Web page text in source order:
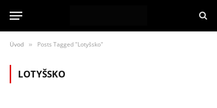
Úvod » Posts Tagged "Lotyšsko"
LOTYŠSKO